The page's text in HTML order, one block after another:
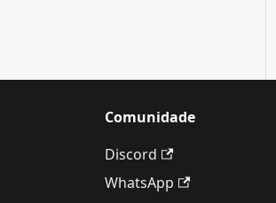
Comunidade
Discord
WhatsApp